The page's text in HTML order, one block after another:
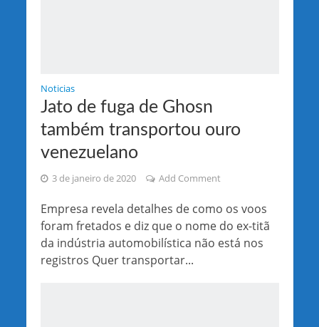
Noticias
Jato de fuga de Ghosn
também transportou ouro
venezuelano
3 de janeiro de 2020 Add Comment
Empresa revela detalhes de como os voos
foram fretados e diz que o nome do ex-titã
da indústria automobilística não está nos
registros Quer transportar...